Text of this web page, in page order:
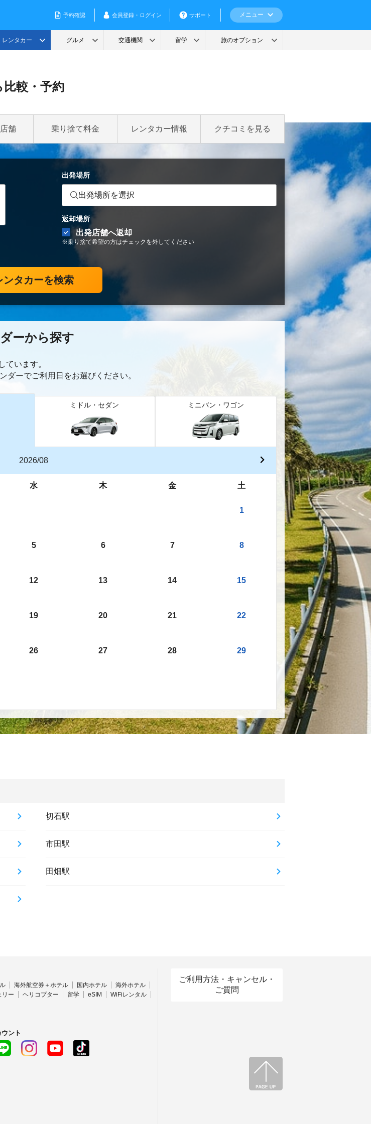
較・予約
舗 乗り捨て料金 レンタカー情報 クチコミを見る
出発場所
出発場所を選択
返却場所
出発店舗へ返却
※乗り捨て希望の方はチェックを外してください
ンタカーを検索
ーから探す
ています。
ダーでご利用日をお選びください。
ミドル・セダン ミニバン・ワゴン
2026/08
水 木 金 土
1
5 6 7 8
12 13 14 15
19 20 21 22
26 27 28 29
切石駅
市田駅
田畑駅